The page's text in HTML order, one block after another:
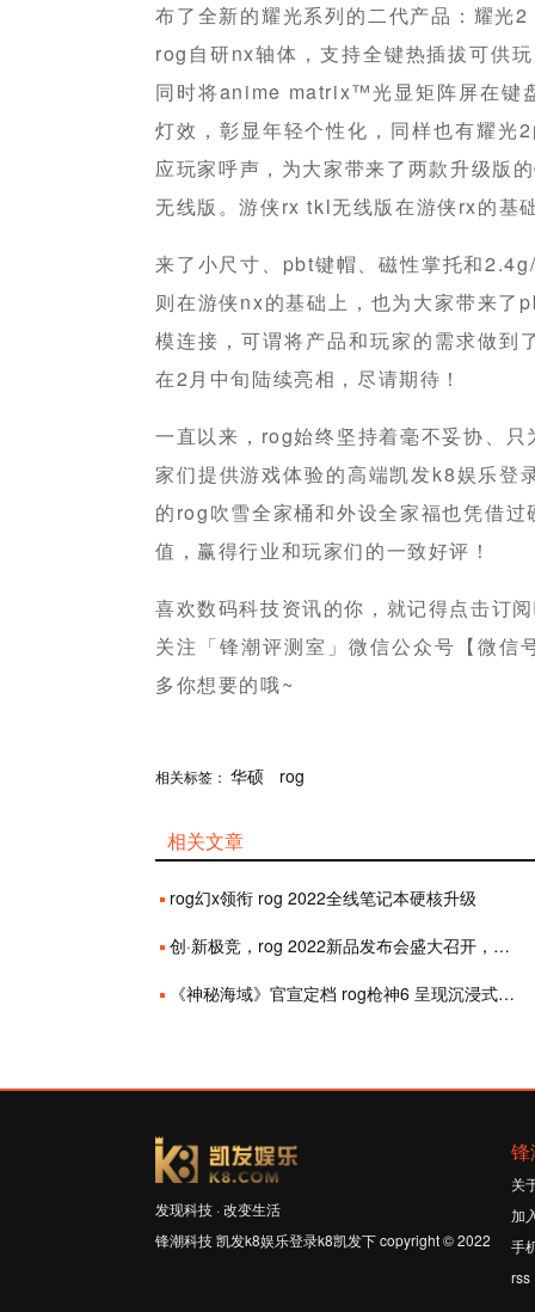
布了全新的耀光系列的二代产品：耀光
rog自研nx轴体，支持全键热插拔可供
同时将anime matrix™光显矩阵屏在键
灯效，彰显年轻个性化，同样也有耀光
应玩家呼声，为大家带来了两款升级版
无线版。游侠rx tkl无线版在游侠rx的基
来了小尺寸、pbt键帽、磁性掌托和
则在游侠nx的基础上，也为大家带来
模连接，可谓将产品和玩家的需求做到
在2月中旬陆续亮相，尽请期待！
一直以来，rog始终坚持着毫不妥协、
家们提供游戏体验的高端凯发k8娱乐登
的rog吹雪全家桶和外设全家福也凭借
值，赢得行业和玩家们的一致好评！
喜欢数码科技资讯的你，就记得点击订
关注「锋潮评测室」微信公众号【微
多你想要的哦~
相关标签： 华硕 rog
分享 赞
相关文章
rog幻x领衔 rog 2022全线笔记本硬核升级
创·新极竞，rog 2022新品发布会盛大召开，全新外设装备高能亮相
《神秘海域》官宣定档 rog枪神6 呈现沉浸式视听体验
发现科技 · 改变生活
锋潮科技 凯发k8娱乐登录k8凯发下 copyright © 2022
锋
关
加
手
rss